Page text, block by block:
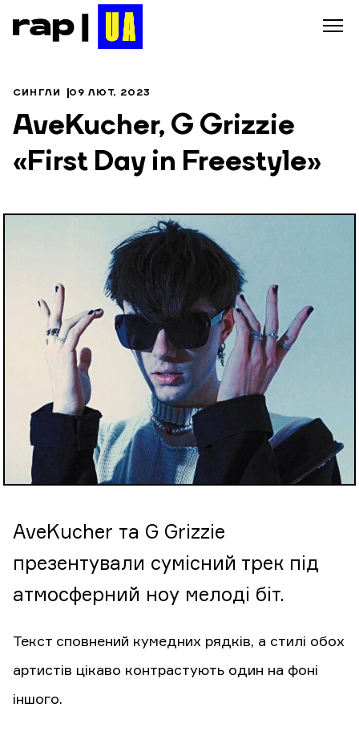
СИНГЛИ 09 ЛЮТ, 2023
AveKucher, G Grizzie
«First Day in Freestyle»
AveKucher та G Grizzie
презентували сумісний трек під
атмосферний ноу мелоді біт.
Текст сповнений кумедних рядків, а стилі обох
артистів цікаво контрастують один на фоні
іншого.